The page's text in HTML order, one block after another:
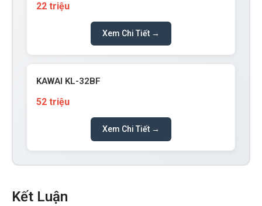
22 triệu
Xem Chi Tiết →
KAWAI KL-32BF
52 triệu
Xem Chi Tiết →
Kết Luận